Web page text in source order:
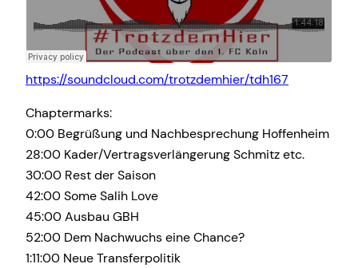
https://soundcloud.com/trotzdemhier/tdh167
Chaptermarks:
0:00 Begrüßung und Nachbesprechung Hoffenheim
28:00 Kader/Vertragsverlängerung Schmitz etc.
30:00 Rest der Saison
42:00 Some Salih Love
45:00 Ausbau GBH
52:00 Dem Nachwuchs eine Chance?
1:11:00 Neue Transferpolitik